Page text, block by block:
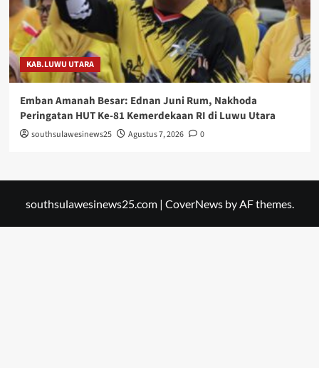
KAB.LUWU UTARA
Emban Amanah Besar: Ednan Juni Rum, Nakhoda
Peringatan HUT Ke-81 Kemerdekaan RI di Luwu Utara
southsulawesinews25 Agustus 7, 2026 0
southsulawesinews25.com | CoverNewsby AF themes.